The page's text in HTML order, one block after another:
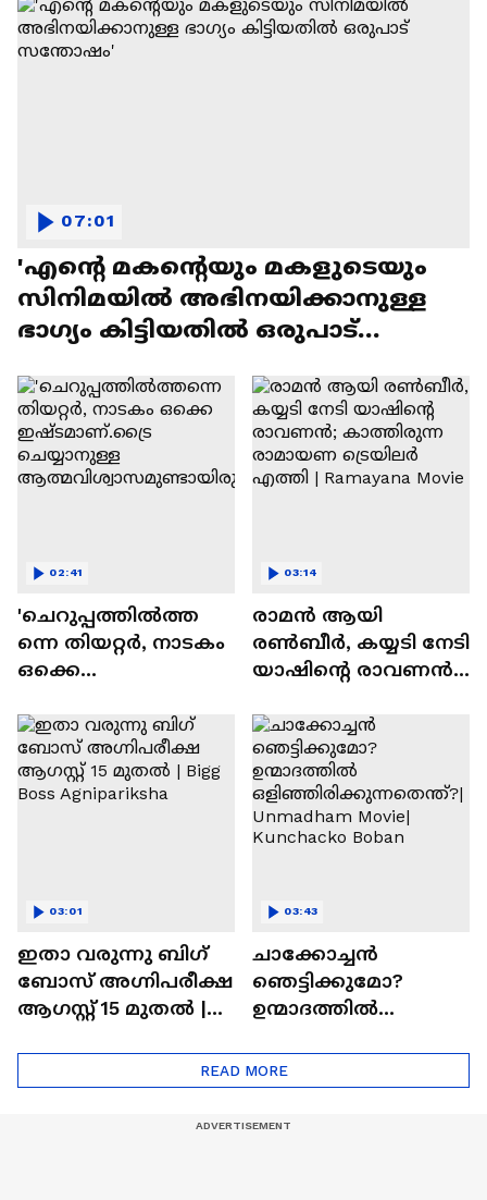
'എന്റെ മകന്റെയും മകളുടെയും
സിനിമയിൽ അഭിനയിക്കാനുള്ള
ഭാഗ്യം കിട്ടിയതിൽ ഒരുപാട്
07:01
'ചെറുപ്പത്തിൽത്ത
ന്നെ തിയറ്റർ, നാടകം
ഒക്കെ
ചെയ്യാനുള്ള
ആത്മവിശ്വാസമുണ്ടാ
യിരുന്നില്ല'
02:41
രാമന്‍ ആയി
രൺബീർ, കയ്യടി നേടി
യാഷിന്റെ രാവണൻ;
രാമായണ ട്രെയിലർ
എത്തി | Ramayana
Movie
03:14
ഇതാ വരുന്നു ബിഗ്
ബോസ് അഗ്നിപരീക്ഷ
ആഗസ്റ്റ് 15 മുതൽ |
03:01
ചാക്കോച്ചന്‍
ഞെട്ടിക്കുമോ?
ഉന്മാദത്തിൽ
ന്ത്?| Unmadham
Movie| Kunchacko
03:43
READ MORE